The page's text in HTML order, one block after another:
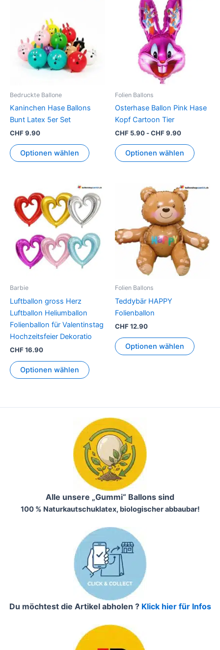
Bedruckte Ballone
Kaninchen Hase Ballons
Bunt Latex 5er Set
CHF9.90
Optionen wählen
Folien Ballons
Osterhase Ballon Pink Hase
Kopf Cartoon Tier
CHF 5.90 -CHF9.90
Optionen wählen
Barbie
Luftballon gross Herz
Luftballon Heliumballon
Folienballon für Valentinstag
Hochzeitsfeier Dekoratio
CHF16.90
Optionen wählen
Dieses
Produkt
weist
mehrere
Varianten
auf.
Die
Produktseite
gewählt
werden
Folien Ballons
Teddybär HAPPY
Folienballon
CHF12.90
Optionen wählen
Alle unsere „Gummi“ Ballons sind
100 % Naturkautschuklatex, biologischer abbaubar!
Du möchtest die Artikel abholen ? Klick hier für Infos